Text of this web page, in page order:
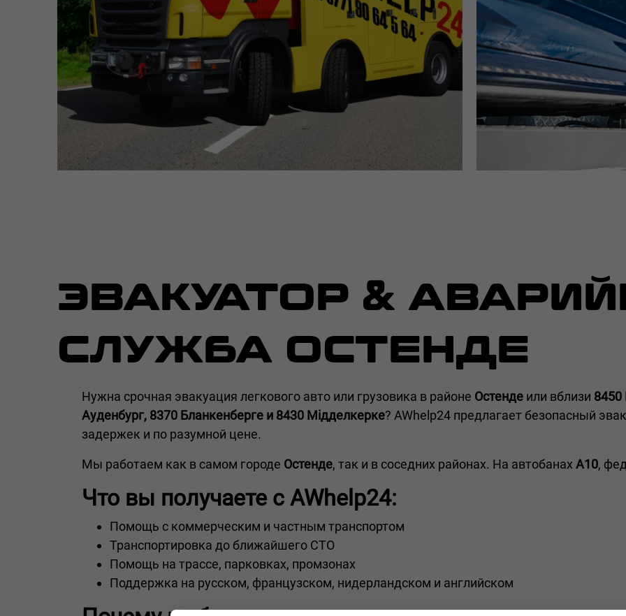
ЭВАКУАТОР &
СЛУЖБА ОСТЕНДЕ
Нужна срочная эвакуация легкового авто или грузовика в районе Остенде или вблизи 8450
Ауденбург, 8370 Бланкенберге и 8430 Мідделкерке? AWhelp24 предлагает безопасный
задержек и по разумной цене.
Мы работаем как в самом городе Остенде, так и в соседних районах. На автобанах A10,
Что вы получаете с AWhelp24:
Помощь с коммерческим и частным транспортом
Транспортировка до ближайшего СТО
Помощь на трассе, парковках, промзонах
Поддержка на русском, французском, нидерландском и английском